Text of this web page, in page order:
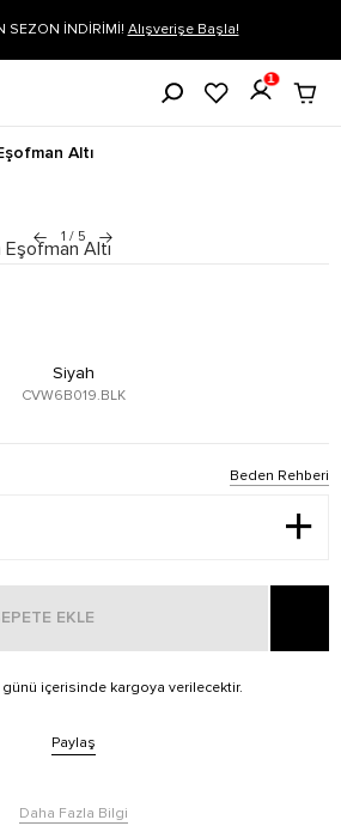
SEZON İNDİRİMİ! Alışverişe Başla!
1
Altı
1 / 5
Siyah
CVW6B019.BLK
Beden Rehberi
EKLE
günü içerisinde kargoya verilecektir.
Paylaş
Daha Fazla Bilgi